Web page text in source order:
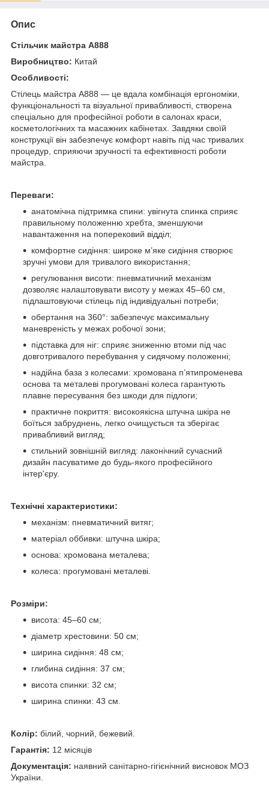
Опис
Стільчик майстра А888
Виробництво: Китай
Особливості:
Стілець майстра А888 — це вдала комбінація ергономіки,
функціональності та візуальної привабливості, створена
спеціально для професійної роботи в салонах краси,
косметологічних та масажних кабінетах. Завдяки своїй
конструкції він забезпечує комфорт навіть під час тривалих
процедур, сприяючи зручності та ефективності роботи
майстра.
Переваги:
анатомічна підтримка спини: увігнута спинка сприяє
правильному положенню хребта, зменшуючи
навантаження на поперековий відділ;
комфортне сидіння: широке м’яке сидіння створює
зручні умови для тривалого використання;
регулювання висоти: пневматичний механізм
дозволяє налаштовувати висоту у межах 45–60 см,
підлаштовуючи стілець під індивідуальні потреби;
обертання на 360°: забезпечує максимальну
маневреність у межах робочої зони;
підставка для ніг: сприяє зниженню втоми під час
довготривалого перебування у сидячому положенні;
надійна база з колесами: хромована п’ятипроменева
основа та металеві прогумовані колеса гарантують
плавне пересування без шкоди для підлоги;
практичне покриття: високоякісна штучна шкіра не
боїться забруднень, легко очищується та зберігає
привабливий вигляд;
стильний зовнішній вигляд: лаконічний сучасний
дизайн пасуватиме до будь-якого професійного
інтер'єру.
Технічні характеристики:
механізм: пневматичний витяг;
матеріал оббивки: штучна шкіра;
основа: хромована металева;
колеса: прогумовані металеві.
Розміри:
висота: 45–60 см;
діаметр хрестовини: 50 см;
ширина сидіння: 48 см;
глибина сидіння: 37 см;
висота спинки: 32 см;
ширина спинки: 43 см.
Колір: білий, чорний, бежевий.
Гарантія: 12 місяців
Документація: наявний санітарно-гігієнічний висновок МОЗ
України.